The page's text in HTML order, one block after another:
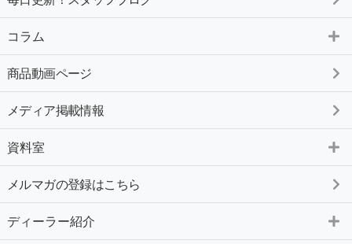
コラム
商品動画ページ
メディア掲載情報
資料室
メルマガの登録はこちら
ディーラー紹介